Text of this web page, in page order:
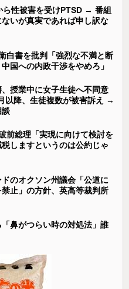
ら性被害を受けPTSD → 番組
いが真実であれば申し訳な
白書を批判「強烈な不満と断
国への内政干渉をやめろ」
授業中に女子生徒へ不同意
降、生徒複数が被害訴え →
談
前総理「実現に向けて検討を
しますというのは公約じゃ
のオクソン州議会「公道に
止」の方針、英高等裁判所
「鼻がつらい時の対処法」誰